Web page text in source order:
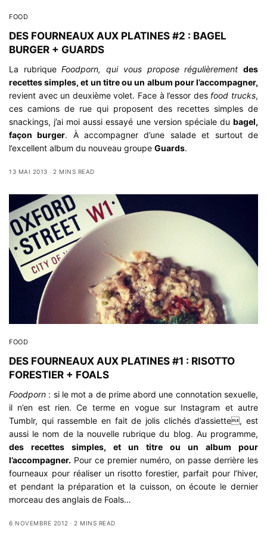
FOOD
DES FOURNEAUX AUX PLATINES #2 : BAGEL
BURGER + GUARDS
La rubriqueFoodporn, qui vous propose régulièrement des
recettes simples, et un titre ou un album pour l’accompagner,
revient avec un deuxième volet. Face à l’essor desfood trucks,
ces camions de rue qui proposent des recettes simples de
snackings, j’ai moi aussi essayé une version spéciale du bagel,
façon burger. À accompagner d’une salade et surtout de
l’excellent album du nouveau groupeGuards.
13 MAI 2013 2 MINS READ
FOOD
DES FOURNEAUX AUX PLATINES #1 : RISOTTO
FORESTIER + FOALS
Foodporn : si le mot a de prime abord une connotation sexuelle,
il n’en est rien. Ce terme en vogue sur Instagram et autre
Tumblr, qui rassemble en fait de jolis clichés d’assiette, est
aussi le nom de la nouvelle rubrique du blog. Au programme,
des recettes simples, et un titre ou un album pour
l’accompagner. Pour ce premier numéro, on passe derrière les
fourneaux pour réaliser un risotto forestier, parfait pour l’hiver,
et pendant la préparation et la cuisson, on écoute le dernier
morceau des anglais de Foals…
6 NOVEMBRE 2012 2 MINS READ